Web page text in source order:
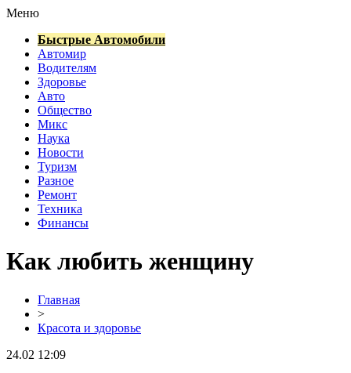
Меню
Быстрые Автомобили
Автомир
Водителям
Здоровье
Авто
Общество
Микс
Наука
Новости
Туризм
Разное
Ремонт
Техника
Финансы
Как любить женщину
Главная
>
Красота и здоровье
24.02 12:09